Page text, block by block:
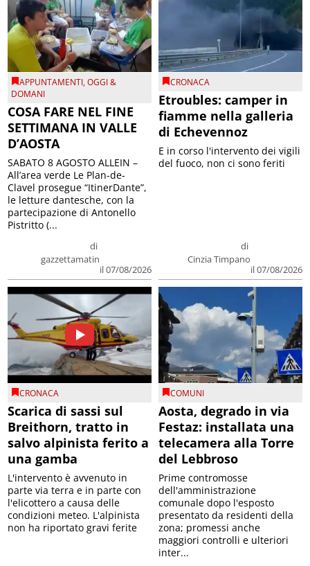
APPUNTAMENTI,OGGI &
DOMANI
COSA FARE NEL FINE
SETTIMANA IN VALLE
D’AOSTA
di
gazzettamatin
il 07/08/2026
SABATO 8 AGOSTO ALLEIN –
All’area verde Le Plan-de-
Clavel prosegue “ItinerDante”,
le letture dantesche, con la
partecipazione di Antonello
Pistritto (...
CRONACA
Etroubles: camper in
fiamme nella galleria
di Echevennoz
di
Cinzia Timpano
il 07/08/2026
E in corso l'intervento dei vigili
del fuoco, non ci sono feriti
CRONACA
Scarica di sassi sul
Breithorn, tratto in
salvo alpinista ferito a
una gamba
L'intervento è avvenuto in
parte via terra e in parte con
l'elicottero a causa delle
condizioni meteo. L'alpinista
non ha riportato gravi ferite
COMUNI
Aosta, degrado in via
Festaz: installata una
telecamera alla Torre
del Lebbroso
Prime contromosse
dell'amministrazione
comunale dopo l'esposto
presentato da residenti della
zona; promessi anche
maggiori controlli e ulteriori
inter...